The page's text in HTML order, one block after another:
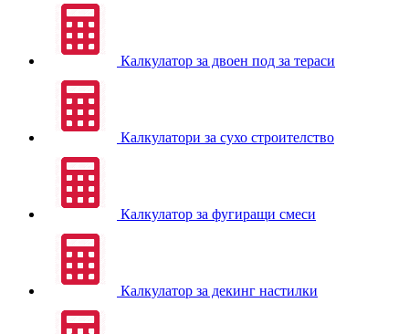
Калкулатор за двоен под за тераси
Калкулатори за сухо строителство
Калкулатор за фугиращи смеси
Калкулатор за декинг настилки